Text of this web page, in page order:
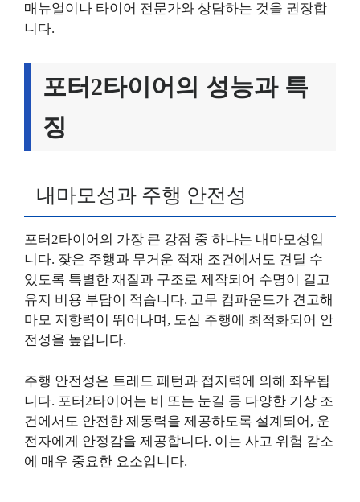
매뉴얼이나 타이어 전문가와 상담하는 것을 권장합
니다.
포터2타이어의 성능과 특
징
내마모성과 주행 안전성
포터2타이어의 가장 큰 강점 중 하나는 내마모성입
니다. 잦은 주행과 무거운 적재 조건에서도 견딜 수
있도록 특별한 재질과 구조로 제작되어 수명이 길고
유지 비용 부담이 적습니다. 고무 컴파운드가 견고해
마모 저항력이 뛰어나며, 도심 주행에 최적화되어 안
전성을 높입니다.
주행 안전성은 트레드 패턴과 접지력에 의해 좌우됩
니다. 포터2타이어는 비 또는 눈길 등 다양한 기상 조
건에서도 안전한 제동력을 제공하도록 설계되어, 운
전자에게 안정감을 제공합니다. 이는 사고 위험 감소
에 매우 중요한 요소입니다.